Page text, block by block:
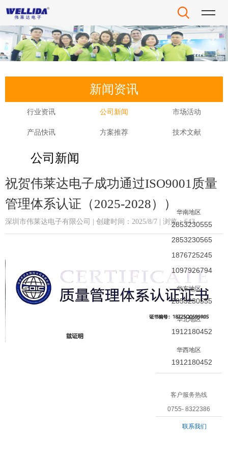
新闻资讯
行业资讯 公司新闻 市场活动
产品快讯 方案推荐 技术文献
公司新闻
祝贺伟莱达电子成功通过ISO9001质量
管理体系认证（2025-2028））
深圳市伟莱达电子有限公司 | 创建时间：2025/8/7 | 浏览：643
华南地区
2853230555
2853230565
1876725245
1097926794
华东地区
2853230555
华北地区
1912180452
华西地区
1912180452
客户服务热线
0755- 8322386
联系我们